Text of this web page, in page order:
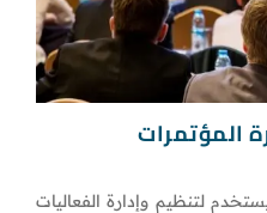
المؤتمرات
لتنظيم وإدارة الفعاليات